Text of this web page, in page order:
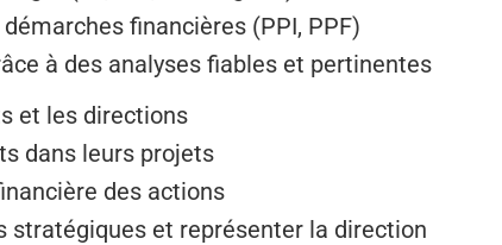
financières (PPI, PPF)
à des analyses fiables et pertinentes
et les directions
dans leurs projets
des actions
et représenter la direction